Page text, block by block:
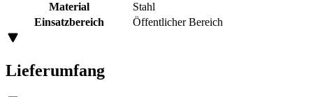
Material
Stahl
Einsatzbereich
Öffentlicher Bereich
Lieferumfang